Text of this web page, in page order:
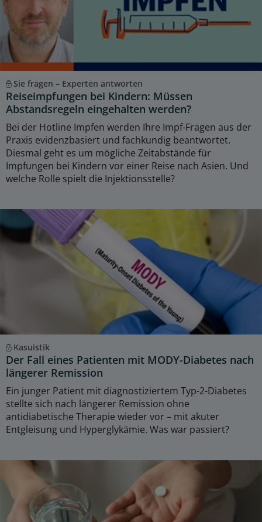
Sie fragen – Experten antworten
Reiseimpfungen bei Kindern: Müssen
Abstandsregeln eingehalten werden?
Bei der Hotline Impfen werden Ihre Impf-Fragen aus der
Praxis evidenzbasiert und fachkundig beantwortet.
Diesmal geht es um mögliche Zeitabstände für
Impfungen bei Kindern vor einer Reise nach Asien. Und
welche Rolle spielt die Injektionsstelle?
Kasuistik
Der Fall eines Patienten mit MODY-Diabetes nach
längerer Remission
Ein junger Patient mit diagnostiziertem Typ-2-Diabetes
stellte sich nach längerer Remission ohne
antidiabetische Therapie wieder vor – mit akuter
Entgleisung und Hyperglykämie. Was war passiert?